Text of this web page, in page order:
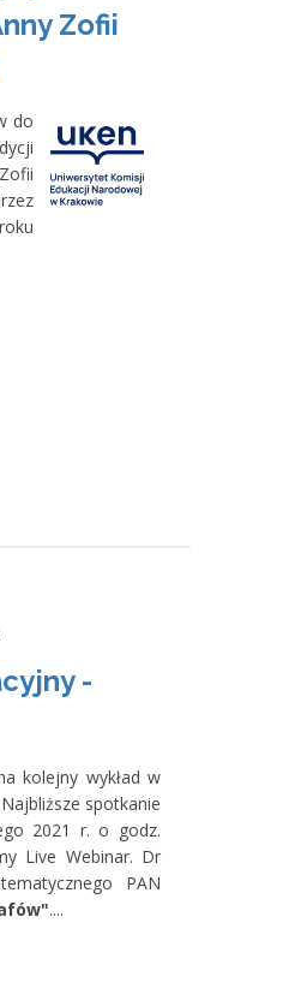
Zofii
do
-
kolejny wykład w
spotkanie
2021 r. o godz.
Live Webinar. Dr
PAN
....